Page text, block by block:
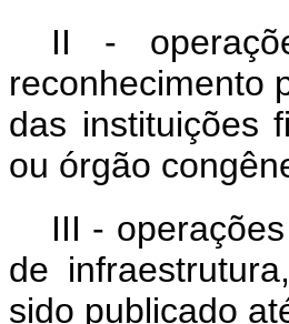
II -
reconhecimento
das instituições
ou órgão
III -
de
sido publicado